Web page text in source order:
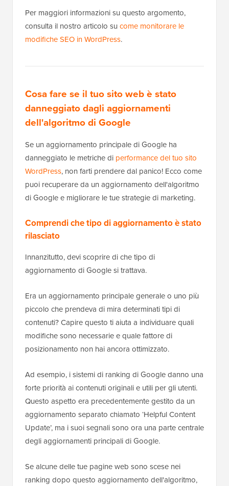
Per maggiori informazioni su questo argomento,
consulta il nostro articolo su come monitorare le
modifiche SEO in WordPress.
Cosa fare se il tuo sito web è stato
danneggiato dagli aggiornamenti
dell'algoritmo di Google
Se un aggiornamento principale di Google ha
danneggiato le metriche di performance del tuo sito
WordPress, non farti prendere dal panico! Ecco come
puoi recuperare da un aggiornamento dell'algoritmo
di Google e migliorare le tue strategie di marketing.
Comprendi che tipo di aggiornamento è stato
rilasciato
Innanzitutto, devi scoprire di che tipo di
aggiornamento di Google si trattava.
Era un aggiornamento principale generale o uno più
piccolo che prendeva di mira determinati tipi di
contenuti? Capire questo ti aiuta a individuare quali
modifiche sono necessarie e quale fattore di
posizionamento non hai ancora ottimizzato.
Ad esempio, i sistemi di ranking di Google danno una
forte priorità ai contenuti originali e utili per gli utenti.
Questo aspetto era precedentemente gestito da un
aggiornamento separato chiamato ‘Helpful Content
Update’, ma i suoi segnali sono ora una parte centrale
degli aggiornamenti principali di Google.
Se alcune delle tue pagine web sono scese nei
ranking dopo questo aggiornamento dell'algoritmo,